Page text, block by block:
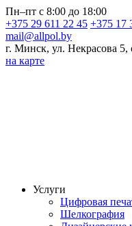
Пн–пт с 8:00 до 18:00
+375 29 611 22 45 +375 17
mail@allpol.by
г. Минск, ул. Некрасова 5,
на карте
Услуги
Цифровая
Шелкография